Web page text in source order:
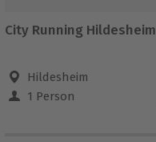
City Running Hildesheim
Hildesheim
1 Person